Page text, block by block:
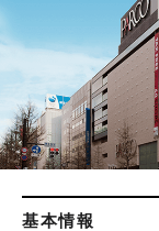
基本情報